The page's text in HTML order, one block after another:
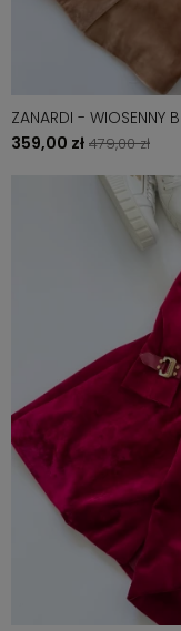
ZANARDI - WIOSENNY
359,00 zł 479,00 zł